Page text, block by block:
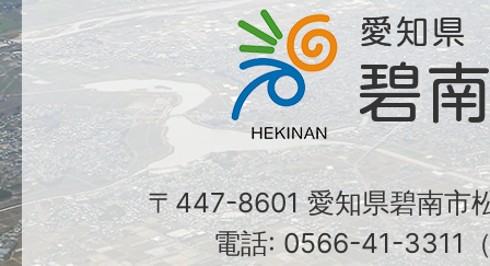
〒447-8601 愛知県碧南市
電話: 0566-41-3311